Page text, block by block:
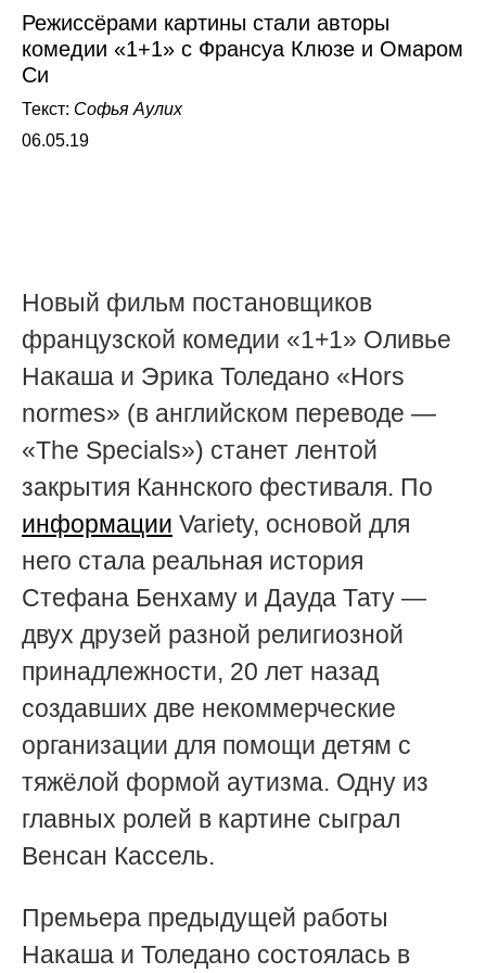
Режиссёрами картины стали авторы
комедии «1+1» с Франсуа Клюзе и Омаром
Си
Текст: Софья Аулих
06.05.19
Новый фильм постановщиков
французской комедии «1+1» Оливье
Накаша и Эрика Толедано «Hors
normes» (в английском переводе —
«The Specials») станет лентой
закрытия Каннского фестиваля. По
информации Variety, основой для
него стала реальная история
Стефана Бенхаму и Дауда Тату —
двух друзей разной религиозной
принадлежности, 20 лет назад
создавших две некоммерческие
организации для помощи детям с
тяжёлой формой аутизма. Одну из
главных ролей в картине сыграл
Венсан Кассель.
Премьера предыдущей работы
Накаша и Толедано состоялась в